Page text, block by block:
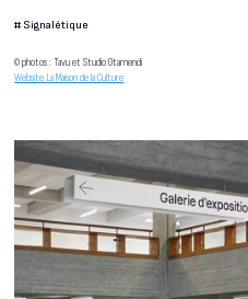
# Signalétique
© photos : Tavu et Studio Otamendi
Website La Maison de la Culture